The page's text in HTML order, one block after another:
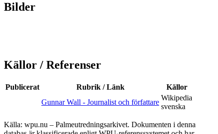
Bilder
Källor / Referenser
Publicerat Rubrik / Länk
Källor
Gunnar Wall - Journalist och författare
Wikipedia
svenska
Källa: wpu.nu – Palmeutredningsarkivet. Dokumenten i denna